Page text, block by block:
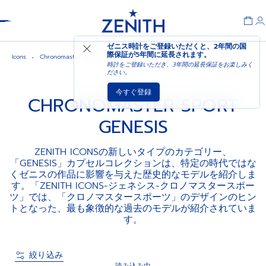
ゼニス時計をご登録いただくと、2年間の国
際保証が5年間に延長されます。
時計をご登録いただき、3年間の延長保証をお楽しみく
ださい。
今すぐ登録
Icons Chronomaster sport genesis
CHRONOMASTER SPORT
GENESIS
ZENITH ICONSの新しいタイプのカテゴリー、
「GENESIS」カプセルコレクションは、特定の時代ではな
くゼニスの作品に影響を与えた歴史的なモデルを紹介しま
す。「ZENITH ICONS-ジェネシス-クロノマスタースポー
ツ」では、「クロノマスタースポーツ」のデザインのヒン
トとなった、最も象徴的な過去のモデルが紹介されていま
す。
絞り込み